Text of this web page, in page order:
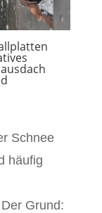
Schnee
häufig
Grund: